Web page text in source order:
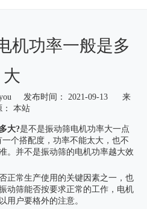
机功率一般是多
大
发布时间： 2021-09-13 来
本站
大?是不是振动筛电机功率大一点
个搭配度，功率不能太大，也不
。并不是振动筛的电机功率越大效
正常生产使用的关键因素之一，也
动筛能否按要求正常的工作，电机
用户要格外的注意。